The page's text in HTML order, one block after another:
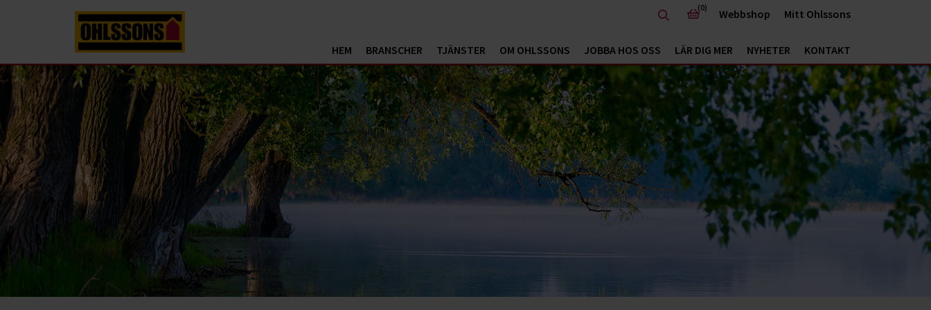
HEM BRANSCHER TJÄNSTER OM OHLSSONS JOBBA HOS OSS LÄR DIG MER NYHETER KONTAKT
(0) Webbshop Mitt Ohlssons